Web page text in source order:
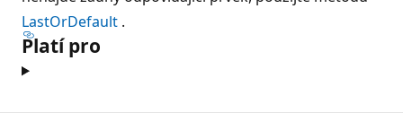
LastOrDefault .
Platí pro